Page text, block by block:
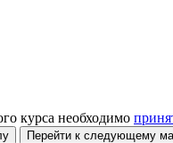
курса необходимо
Перейти к следующему